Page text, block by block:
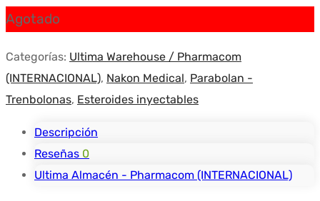
Agotado
Categorías: Ultima Warehouse / Pharmacom
(INTERNACIONAL), Nakon Medical, Parabolan -
Trenbolonas, Esteroides inyectables
Descripción
Reseñas 0
Ultima Almacén - Pharmacom (INTERNACIONAL)